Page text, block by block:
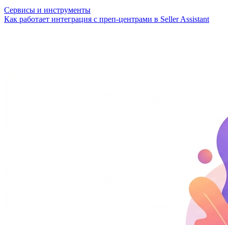
Сервисы и инструменты
Как работает интеграция с преп-центрами в Seller Assistant